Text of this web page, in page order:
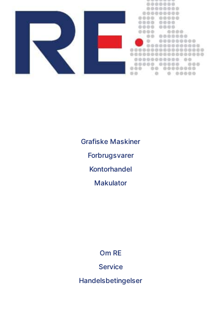
Grafiske Maskiner
Forbrugsvarer
Kontorhandel
Makulator
Om RE
Service
Handelsbetingelser